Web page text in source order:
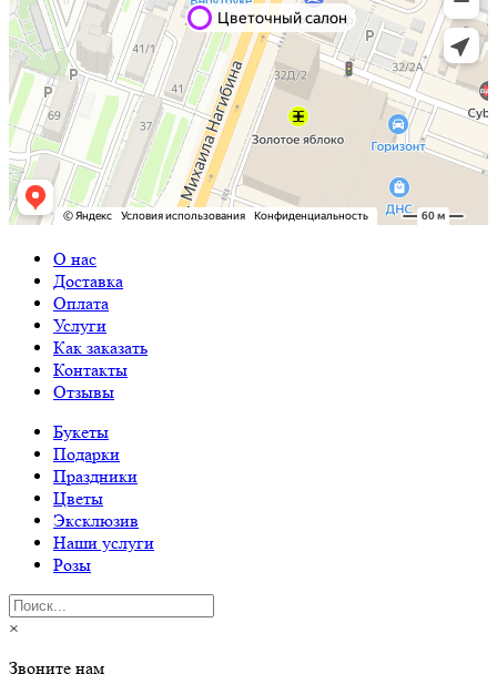
О нас
Доставка
Оплата
Услуги
Как заказать
Контакты
Отзывы
Букеты
Подарки
Праздники
Цветы
Эксклюзив
Наши услуги
Розы
×
Звоните нам